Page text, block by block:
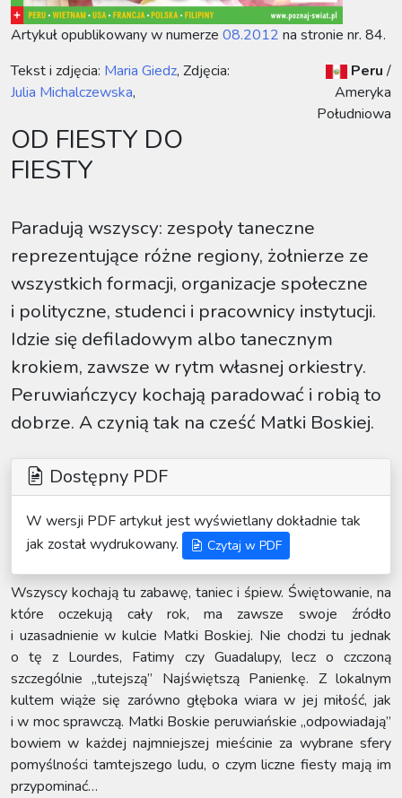
Artykuł opublikowany w numerze 08.2012 na stronie nr. 84.
Tekst i zdjęcia: Maria Giedz, Zdjęcia:
Julia Michalczewska,
OD FIESTY DO
FIESTY
Peru /
Ameryka
Południowa
Paradują wszyscy: zespoły taneczne
reprezentujące różne regiony, żołnierze ze
wszystkich formacji, organizacje społeczne
i polityczne, studenci i pracownicy instytucji.
Idzie się defiladowym albo tanecznym
krokiem, zawsze w rytm własnej orkiestry.
Peruwiańczycy kochają paradować i robią to
dobrze. A czynią tak na cześć Matki Boskiej.
Dostępny PDF
W wersji PDF artykuł jest wyświetlany dokładnie tak
jak został wydrukowany.
Czytaj w PDF
Wszyscy kochają tu zabawę, taniec i śpiew. Świętowanie, na
które oczekują cały rok, ma zawsze swoje źródło
i uzasadnienie w kulcie Matki Boskiej. Nie chodzi tu jednak
o tę z Lourdes, Fatimy czy Guadalupy, lecz o czczoną
szczególnie „tutejszą” Najświętszą Panienkę. Z lokalnym
kultem wiąże się zarówno głęboka wiara w jej miłość, jak
i w moc sprawczą. Matki Boskie peruwiańskie „odpowiadają”
bowiem w każdej najmniejszej mieścinie za wybrane sfery
pomyślności tamtejszego ludu, o czym liczne fiesty mają im
przypominać…